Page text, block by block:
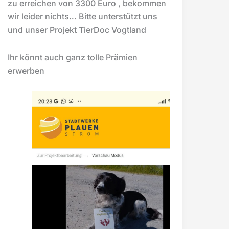
zu erreichen von 3300 Euro , bekommen
wir leider nichts… Bitte unterstützt uns
und unser Projekt TierDoc Vogtland
Ihr könnt auch ganz tolle Prämien
erwerben